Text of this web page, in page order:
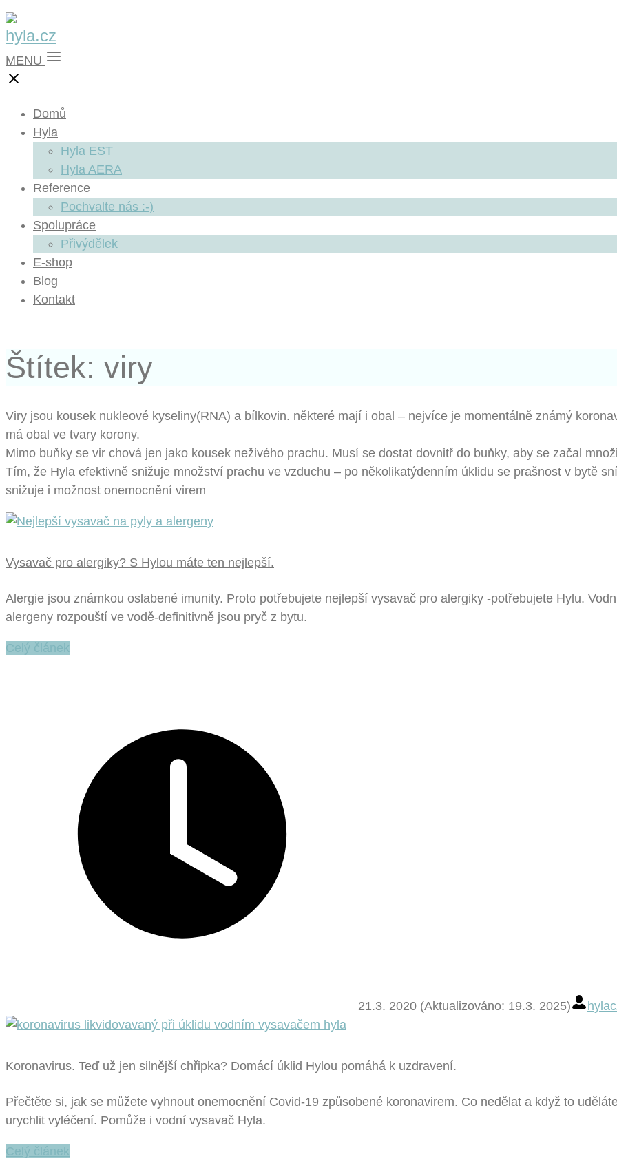
MENU
Domů
Hyla
Hyla EST
Hyla AERA
Reference
Pochvalte nás :-)
Spolupráce
Přivýdělek
E-shop
Blog
Kontakt
Štítek: viry
Viry jsou kousek nukleové kyseliny(RNA) a bílkovin. některé mají i obal – nejvíce je momentálně známý
má obal ve tvary korony.
Mimo buňky se vir chová jen jako kousek neživého prachu. Musí se dostat dovnitř do buňky, aby se začal
Tím, že Hyla efektivně snižuje množství prachu ve vzduchu – po několikatýdenním úklidu se prašnost v bytě
snižuje i možnost onemocnění virem
Vysavač pro alergiky? S Hylou máte ten nejlepší.
Alergie jsou známkou oslabené imunity. Proto potřebujete nejlepší vysavač pro alergiky -potřebujete Hylu.
alergeny rozpouští ve vodě-definitivně jsou pryč z bytu.
Celý článek
21.3. 2020 (Aktualizováno: 19.3. 2025)
Koronavirus. Teď už jen silnější chřipka? Domácí úklid Hylou pomáhá k uzdravení.
Přečtěte si, jak se můžete vyhnout onemocnění Covid-19 způsobené koronavirem. Co nedělat a když to
urychlit vyléčení. Pomůže i vodní vysavač Hyla.
Celý článek